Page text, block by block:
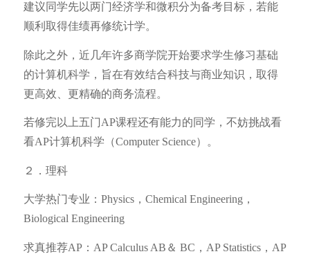
建议同学先以两门经济学和微积分为备考目标，若能
顺利取得佳绩再修统计学。
除此之外，近几年许多商学院开始要求学生修习基础
的计算机科学，旨在有效结合科技与商业知识，取得
更高效、更精确的商务流程。
若修完以上五门AP课程还有能力的同学，不妨挑战看
看AP计算机科学（Computer Science）。
２．理科
大学热门专业：Physics，Chemical Engineering，
Biological Engineering
求真推荐AP：AP Calculus AB＆ BC，AP Statistics，AP